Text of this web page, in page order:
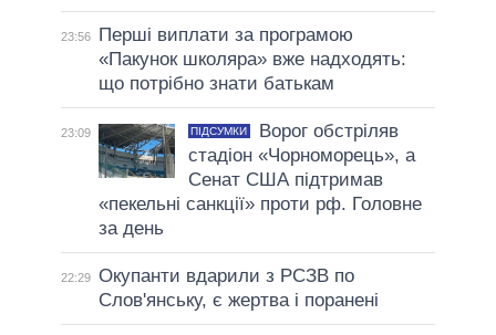
23:56
Перші виплати за програмою
«Пакунок школяра» вже надходять:
що потрібно знати батькам
23:09 ПІДСУМКИ
Ворог обстріляв
стадіон «Чорноморець», а
Сенат США підтримав
«пекельні санкції» проти рф. Головне
за день
22:29 Окупанти вдарили з РСЗВ по
Слов'янську, є жертва і поранені